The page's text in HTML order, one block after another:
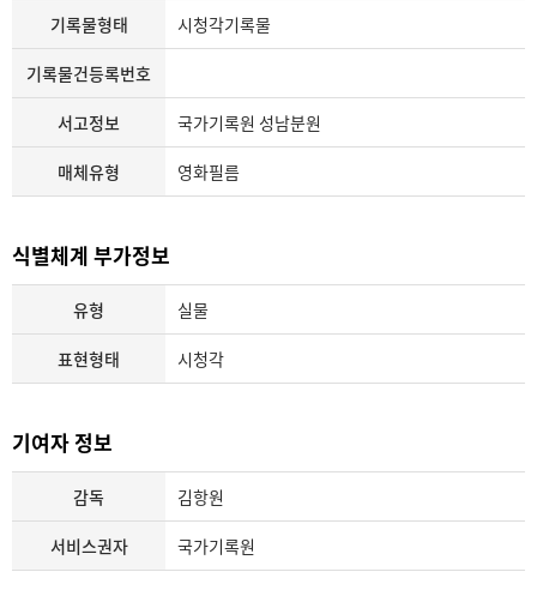
기록물형태 시청각기록물
기록물건등록번호
서고정보 국가기록원 성남분원
매체유형 영화필름
식별체계 부가정보
유형 실물
표현형태 시청각
기여자 정보
감독 김항원
서비스권자 국가기록원